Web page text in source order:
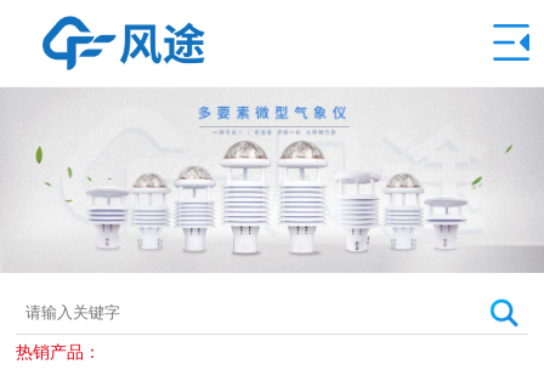
热销产品：